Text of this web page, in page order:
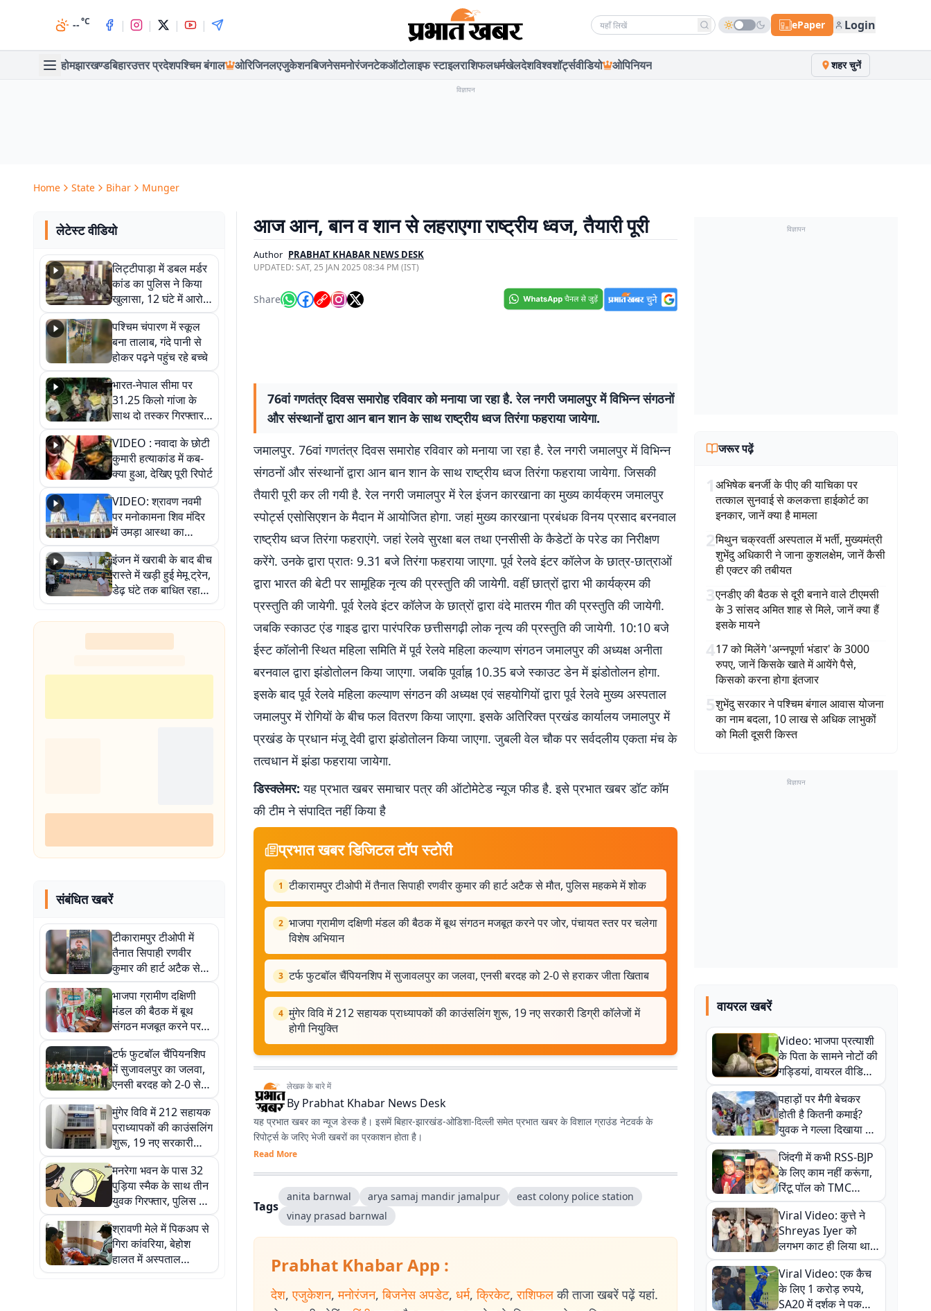
--°C | | | | Search news ePaper Login
होमझारखण्डबिहारउत्तर प्रदेशपश्चिम बंगाल ओरिजिनलएजुकेशनबिजनेसमनोरंजनटेकऑटोलाइफ स्टाइलराशिफलधर्मखेलदेशविश्वशॉर्ट्सवीडियो ओपिनियन शहर चुनें
विज्ञापन
Home State Bihar Munger
लेटेस्ट वीडियो
लिट्टीपाड़ा में डबल मर्डर
कांड का पुलिस ने किया
खुलासा, 12 घंटे में आरोपी
गिरफ्तार
पश्चिम चंपारण में स्कूल
बना तालाब, गंदे पानी से
होकर पढ़ने पहुंच रहे बच्चे
भारत-नेपाल सीमा पर
31.25 किलो गांजा के
साथ दो तस्कर गिरफ्तार,
नेपाली नंबर की बाइक
जब्त
VIDEO : नवादा के छोटी
कुमारी हत्याकांड में कब-
क्या हुआ, देखिए पूरी रिपोर्ट
VIDEO: श्रावण नवमी
पर मनोकामना शिव मंदिर
में उमड़ा आस्था का
सैलाब, हर-हर महादेव के
जयघोष से गूंजा परिसर
इंजन में खराबी के बाद बीच
रास्ते में खड़ी हुई मेमू ट्रेन,
डेढ़ घंटे तक बाधित रहा
आवागमन
संबंधित खबरें
टीकारामपुर टीओपी में
तैनात सिपाही रणवीर
कुमार की हार्ट अटैक से
मौत, पुलिस महकमे में शोक
भाजपा ग्रामीण दक्षिणी
मंडल की बैठक में बूथ
संगठन मजबूत करने पर
जोर, पंचायत स्तर पर
चलेगा विशेष अभियान
टर्फ फुटबॉल चैंपियनशिप
में सुजावलपुर का जलवा,
एनसी बरदह को 2-0 से
हराकर जीता खिताब
मुंगेर विवि में 212 सहायक
प्राध्यापकों की काउंसलिंग
शुरू, 19 नए सरकारी
डिग्री कॉलेजों में होगी
नियुक्ति
मनरेगा भवन के पास 32
पुड़िया स्मैक के साथ तीन
युवक गिरफ्तार, पुलिस ने
9.7 ग्राम नशीला पदार्थ
किया बरामद
श्रावणी मेले में पिकअप से
गिरा कांवरिया, बेहोश
हालत में अस्पताल
पहुंचाया गया, समय पर
आज आन, बान व शान से लहराएगा राष्ट्रीय ध्वज, तैयारी पूरी
Author PRABHAT KHABAR NEWS DESK
UPDATED:SAT, 25 JAN 2025 08:34 PM (IST)
Share
76वां गणतंत्र दिवस समारोह रविवार को मनाया जा रहा है. रेल नगरी जमालपुर में विभिन्न संगठनों
और संस्थानों द्वारा आन बान शान के साथ राष्ट्रीय ध्वज तिरंगा फहराया जायेगा.
जमालपुर. 76वां गणतंत्र दिवस समारोह रविवार को मनाया जा रहा है. रेल नगरी जमालपुर में विभिन्न
संगठनों और संस्थानों द्वारा आन बान शान के साथ राष्ट्रीय ध्वज तिरंगा फहराया जायेगा. जिसकी
तैयारी पूरी कर ली गयी है. रेल नगरी जमालपुर में रेल इंजन कारखाना का मुख्य कार्यक्रम जमालपुर
स्पोर्ट्स एसोसिएशन के मैदान में आयोजित होगा. जहां मुख्य कारखाना प्रबंधक विनय प्रसाद बरनवाल
राष्ट्रीय ध्वज तिरंगा फहराएंगे. जहां रेलवे सुरक्षा बल तथा एनसीसी के कैडेटों के परेड का निरीक्षण
करेंगे. उनके द्वारा प्रातः 9.31 बजे तिरंगा फहराया जाएगा. पूर्व रेलवे इंटर कॉलेज के छात्र-छात्राओं
द्वारा भारत की बेटी पर सामूहिक नृत्य की प्रस्तुति की जायेगी. वहीं छात्रों द्वारा भी कार्यक्रम की
प्रस्तुति की जायेगी. पूर्व रेलवे इंटर कॉलेज के छात्रों द्वारा वंदे मातरम गीत की प्रस्तुति की जायेगी.
जबकि स्काउट एंड गाइड द्वारा पारंपरिक छत्तीसगढ़ी लोक नृत्य की प्रस्तुति की जायेगी. 10:10 बजे
ईस्ट कॉलोनी स्थित महिला समिति में पूर्व रेलवे महिला कल्याण संगठन जमालपुर की अध्यक्ष अनीता
बरनवाल द्वारा झंडोतोलन किया जाएगा. जबकि पूर्वाह्न 10.35 बजे स्काउट डेन में झंडोतोलन होगा.
इसके बाद पूर्व रेलवे महिला कल्याण संगठन की अध्यक्ष एवं सहयोगियों द्वारा पूर्व रेलवे मुख्य अस्पताल
जमालपुर में रोगियों के बीच फल वितरण किया जाएगा. इसके अतिरिक्त प्रखंड कार्यालय जमालपुर में
प्रखंड के प्रधान मंजू देवी द्वारा झंडोतोलन किया जाएगा. जुबली वेल चौक पर सर्वदलीय एकता मंच के
तत्वधान में झंडा फहराया जायेगा.
डिस्क्लेमर: यह प्रभात खबर समाचार पत्र की ऑटोमेटेड न्यूज फीड है. इसे प्रभात खबर डॉट कॉम
की टीम ने संपादित नहीं किया है
प्रभात खबर डिजिटल टॉप स्टोरी
1 टीकारामपुर टीओपी में तैनात सिपाही रणवीर कुमार की हार्ट अटैक से मौत, पुलिस महकमे में शोक
2 भाजपा ग्रामीण दक्षिणी मंडल की बैठक में बूथ संगठन मजबूत करने पर जोर, पंचायत स्तर पर चलेगा
विशेष अभियान
3 टर्फ फुटबॉल चैंपियनशिप में सुजावलपुर का जलवा, एनसी बरदह को 2-0 से हराकर जीता खिताब
4 मुंगेर विवि में 212 सहायक प्राध्यापकों की काउंसलिंग शुरू, 19 नए सरकारी डिग्री कॉलेजों में
होगी नियुक्ति
लेखक के बारे में
By Prabhat Khabar News Desk
यह प्रभात खबर का न्यूज डेस्क है। इसमें बिहार-झारखंड-ओडिशा-दिल्‍ली समेत प्रभात खबर के विशाल ग्राउंड नेटवर्क के
रिपोर्ट्स के जरिए भेजी खबरों का प्रकाशन होता है।
Read More
Tags
anita barnwal arya samaj mandir jamalpur
east colony police station
vinay prasad barnwal
Prabhat Khabar App :
देश, एजुकेशन, मनोरंजन, बिजनेस अपडेट, धर्म, क्रिकेट, राशिफल की ताजा खबरें पढ़ें यहां.
विज्ञापन
जरूर पढ़ें
1अभिषेक बनर्जी के पीए की याचिका पर
तत्काल सुनवाई से कलकत्ता हाईकोर्ट का
इनकार, जानें क्या है मामला
2मिथुन चक्रवर्ती अस्पताल में भर्ती, मुख्यमंत्री
शुभेंदु अधिकारी ने जाना कुशलक्षेम, जानें कैसी
ही एक्टर की तबीयत
3एनडीए की बैठक से दूरी बनाने वाले टीएमसी
के 3 सांसद अमित शाह से मिले, जानें क्या हैं
इसके मायने
417 को मिलेंगे 'अन्नपूर्णा भंडार' के 3000
रुपए, जानें किसके खाते में आयेंगे पैसे,
किसको करना होगा इंतजार
5शुभेंदु सरकार ने पश्चिम बंगाल आवास योजना
का नाम बदला, 10 लाख से अधिक लाभुकों
को मिली दूसरी किस्त
विज्ञापन
वायरल खबरें
Video: भाजपा प्रत्याशी
के पिता के सामने नोटों की
गड्डियां, वायरल वीडियो
से राजनीति में उबाल,
अजित महतो बोले- TMC
की गंदी चाल
पहाड़ों पर मैगी बेचकर
होती है कितनी कमाई?
युवक ने गल्ला दिखाया तो
नौकरी वालों के खड़े हो गए
कान
जिंदगी में कभी RSS-BJP
के लिए काम नहीं करूंगा,
रिंटू पॉल को TMC
ऑफिस में ले जाकर पीटा,
Video वायरल
Viral Video: कुत्ते ने
Shreyas Iyer को
लगभग काट ही लिया था,
न्यूजीलैंड सीरीज से पहले
बाल-बाल बचे
Viral Video: एक कैच
के लिए 1 करोड़ रुपये,
SA20 में दर्शक ने पकड़ा